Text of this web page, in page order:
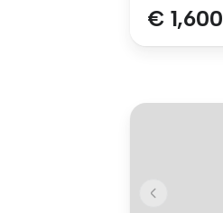
€ 1,600